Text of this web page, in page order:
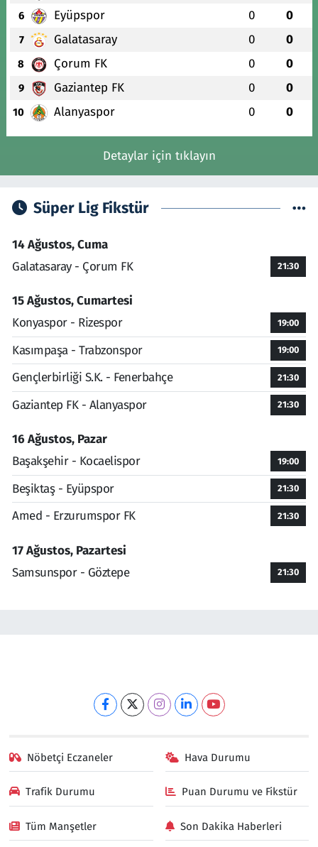
6 Eyüpspor 0 0
7 Galatasaray 0 0
8 Çorum FK 0 0
9 Gaziantep FK 0 0
10 Alanyaspor 0 0
Detaylar için tıklayın
Süper Lig Fikstür
14 Ağustos, Cuma
Galatasaray - Çorum FK
21:30
15 Ağustos, Cumartesi
Konyaspor - Rizespor
19:00
Kasımpaşa - Trabzonspor 19:00
Gençlerbirliği S.K. - Fenerbahçe 21:30
Gaziantep FK - Alanyaspor 21:30
16 Ağustos, Pazar
Başakşehir - Kocaelispor
19:00
Beşiktaş - Eyüpspor 21:30
Amed - Erzurumspor FK 21:30
17 Ağustos, Pazartesi
Samsunspor - Göztepe
21:30
Nöbetçi Eczaneler Hava Durumu
Trafik Durumu Puan Durumu ve Fikstür
Tüm Manşetler Son Dakika Haberleri